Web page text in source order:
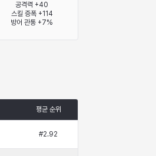
공격력 +40
스킬 증폭 +114
방어 관통 +7%
평균 순위
#2.92